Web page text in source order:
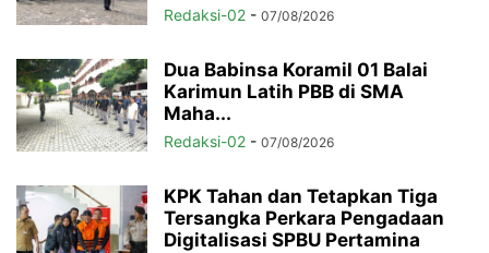
Redaksi-02 - 07/08/2026
Dua Babinsa Koramil 01 Balai
Karimun Latih PBB di SMA
Maha...
Redaksi-02 - 07/08/2026
KPK Tahan dan Tetapkan Tiga
Tersangka Perkara Pengadaan
Digitalisasi SPBU Pertamina